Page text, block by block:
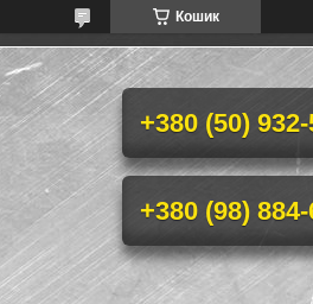
Кошик
+380 (50)
+380 (98)